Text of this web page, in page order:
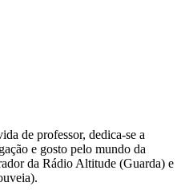
de professor, dedica-se a
e gosto pelo mundo da
da Rádio Altitude (Guarda) e